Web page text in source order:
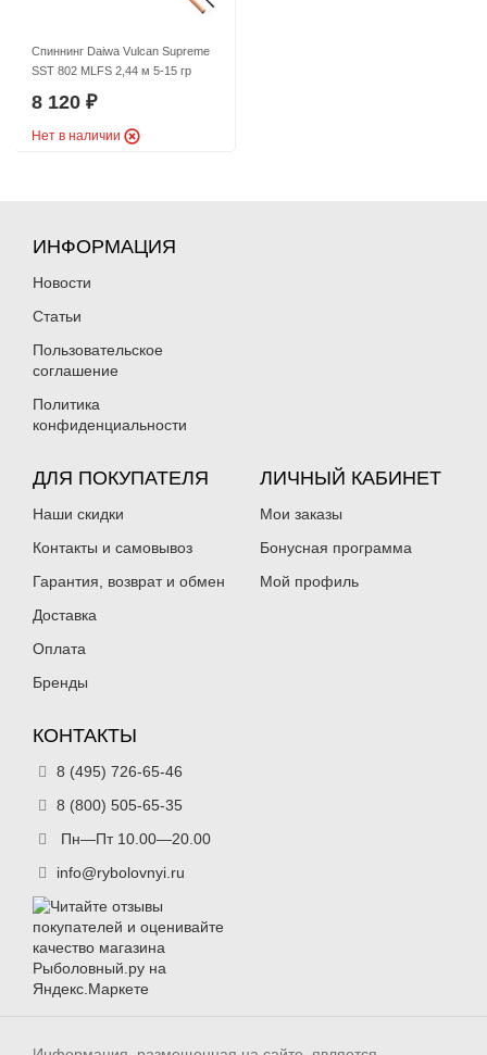
Спиннинг Daiwa Vulcan Supreme
SST 802 MLFS 2,44 м 5-15 гр
8 120 ₽
Нет в наличии
ИНФОРМАЦИЯ
Новости
Статьи
Пользовательское
соглашение
Политика
конфиденциальности
ДЛЯ ПОКУПАТЕЛЯ
Наши скидки
Контакты и самовывоз
Гарантия, возврат и обмен
Доставка
Оплата
Бренды
ЛИЧНЫЙ КАБИНЕТ
Мои заказы
Бонусная программа
Мой профиль
КОНТАКТЫ
8 (495) 726-65-46
8 (800) 505-65-35
Пн—Пт 10.00—20.00
info@rybolovnyi.ru